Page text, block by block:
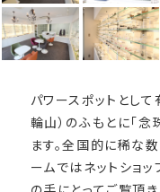
パワースポットとし
輪山）のふもとに「念
ます。全国的に稀な
ームではネットショ